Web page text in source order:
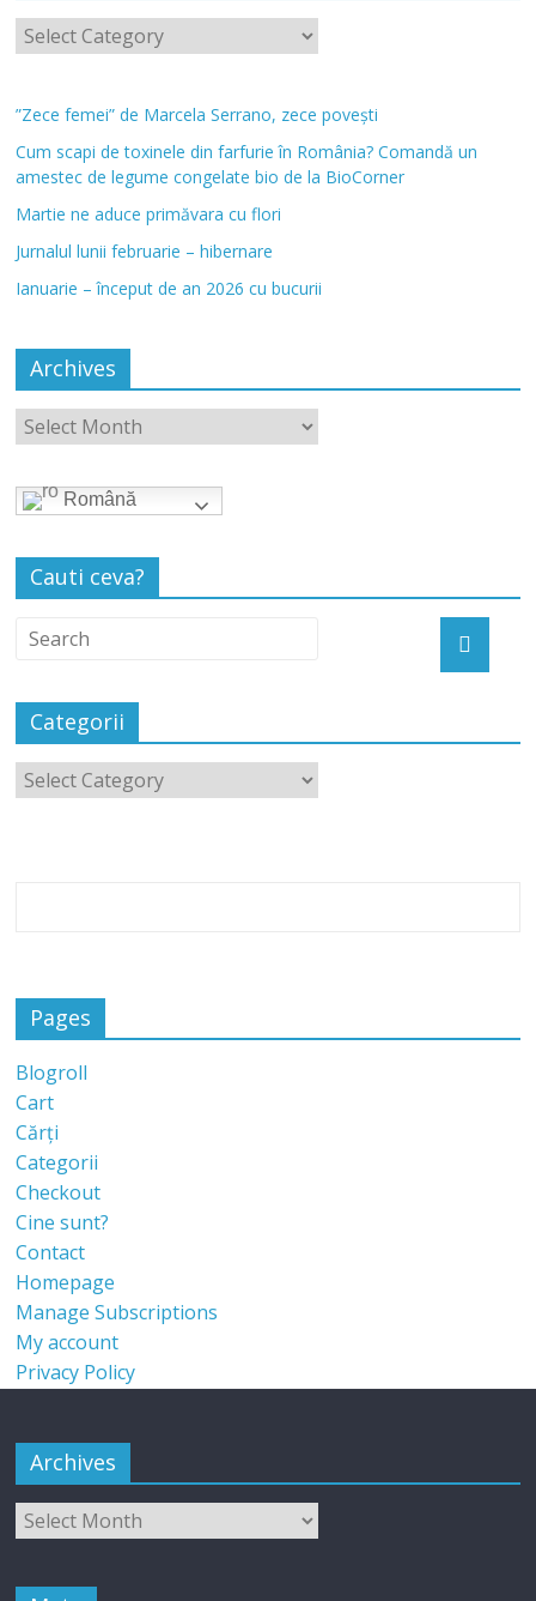
”Zece femei” de Marcela Serrano, zece povești
Cum scapi de toxinele din farfurie în România? Comandă un
amestec de legume congelate bio de la BioCorner
Martie ne aduce primăvara cu flori
Jurnalul lunii februarie – hibernare
Ianuarie – început de an 2026 cu bucurii
Archives
Română
Cauti ceva?
Categorii
Pages
Blogroll
Cart
Cărți
Categorii
Checkout
Cine sunt?
Contact
Homepage
Manage Subscriptions
My account
Privacy Policy
Archives